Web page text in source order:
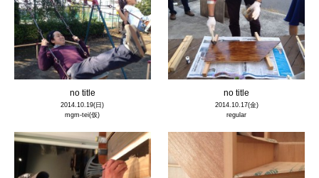
no title
2014.10.19(日)
mgm-tei(仮)
no title
2014.10.17(金)
regular